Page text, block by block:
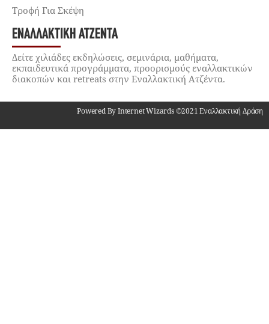
Τροφή Για Σκέψη
ΕΝΑΛΛΑΚΤΙΚΉ ΑΤΖΈΝΤΑ
Δείτε χιλιάδες εκδηλώσεις, σεμινάρια, μαθήματα,
εκπαιδευτικά προγράμματα, προορισμούς εναλλακτικών
διακοπών και retreats στην Εναλλακτική Ατζέντα.
Powered By Internet Wizards ©2021 Εναλλακτική Δράση